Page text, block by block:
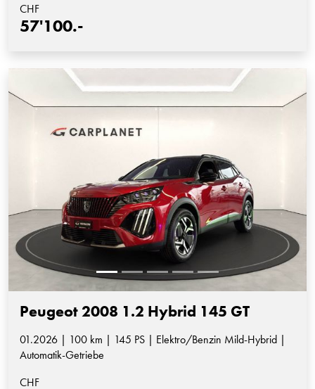
CHF
57'100.-
Peugeot 2008 1.2 Hybrid 145 GT
01.2026 | 100 km | 145 PS | Elektro/Benzin Mild-Hybrid |
Automatik-Getriebe
CHF